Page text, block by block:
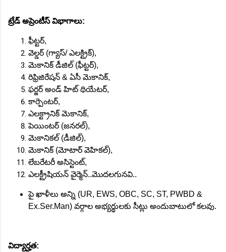
ట్రేడ్ అప్రెంటీస్ విభాగాలు:
ఫీట్టర్,
వెల్డర్ (గ్యాస్/ ఎలక్ట్రిక్),
మెకానిక్ డీజిల్ (ఫీట్టర్),
రిఫ్రిజిరేషన్ & ఏసీ మెకానిక్,
ఫర్జర్ అండ్ హిట్ థియేటర్,
కార్పెంటర్,
ఎలక్ట్రానిక్ మెకానిక్,
పెయింటర్ (జనరల్),
మెకానికల్ (డీజిల్),
మెకానిక్ (మోటార్ వెహికల్),
లేబరేటరీ అసిస్టెంట్,
ఎలక్ట్రీషియన్ వైర్మెన్..మొదలగునవి..
పై ఖాళీలు అన్ని (UR, EWS, OBC, SC, ST, PWBD &
Ex.Ser.Man) వర్గాల అభ్యర్థులకు సీట్లు అందుబాటులో కలవు.
విద్యార్హత: